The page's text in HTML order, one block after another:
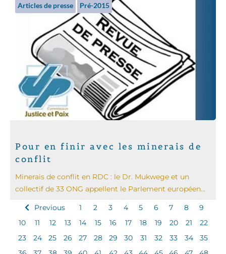
Articles de presse Pré-2015
Pour en finir avec les minerais de
conflit
Minerais de conflit en RDC : le Dr. Mukwege et un
collectif de 33 ONG appellent le Parlement européen...
Previous 1 2 3 4 5 6 7 8
9
10
11 12 13 14 15 16 17 18 19 20 21
22
23
24 25 26 27 28 29 30 31 32 33 34
35